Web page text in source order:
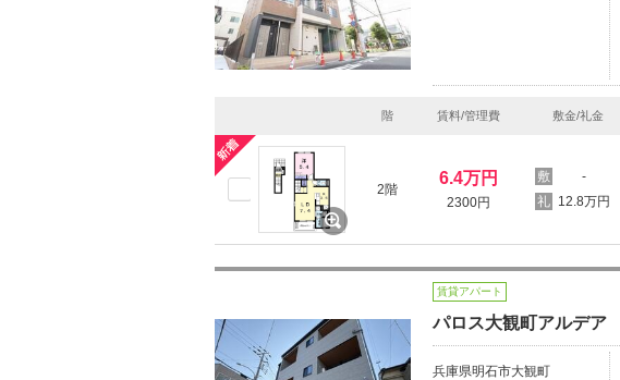
階 賃料/管理費 敷金/礼金
2階
6.4万円
2300円
-
12.8万円
賃貸アパート
パロス大観町アルデア
兵庫県明石市大観町